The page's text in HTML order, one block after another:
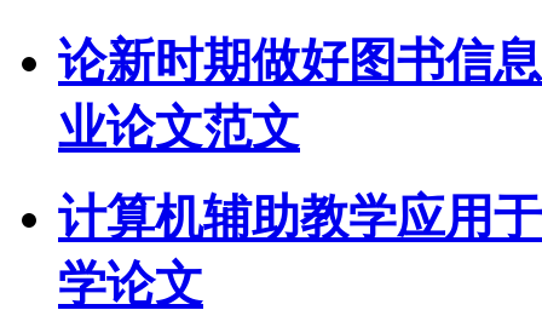
论新时期做好图书信
业论文范文
计算机辅助教学应用
学论文